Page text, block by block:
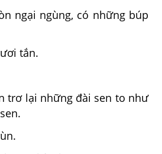
ngại ngùng, có những búp
tắn.
trơ lại những đài sen to như